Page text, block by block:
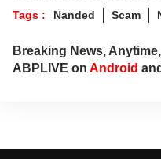
Tags : Nanded Scam
Breaking News,
ABPLIVE on Android and